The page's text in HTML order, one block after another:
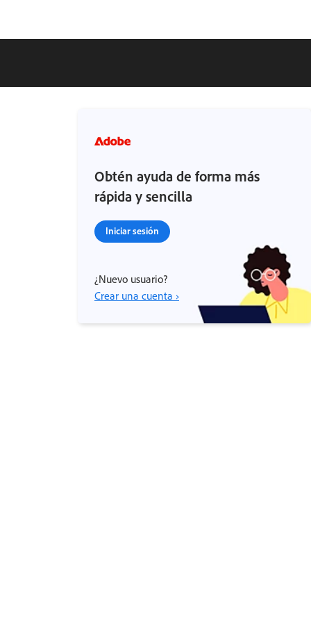
Obtén ayuda de forma más
rápida y sencilla
Iniciar sesión
¿Nuevo usuario?
Crear una cuenta ›